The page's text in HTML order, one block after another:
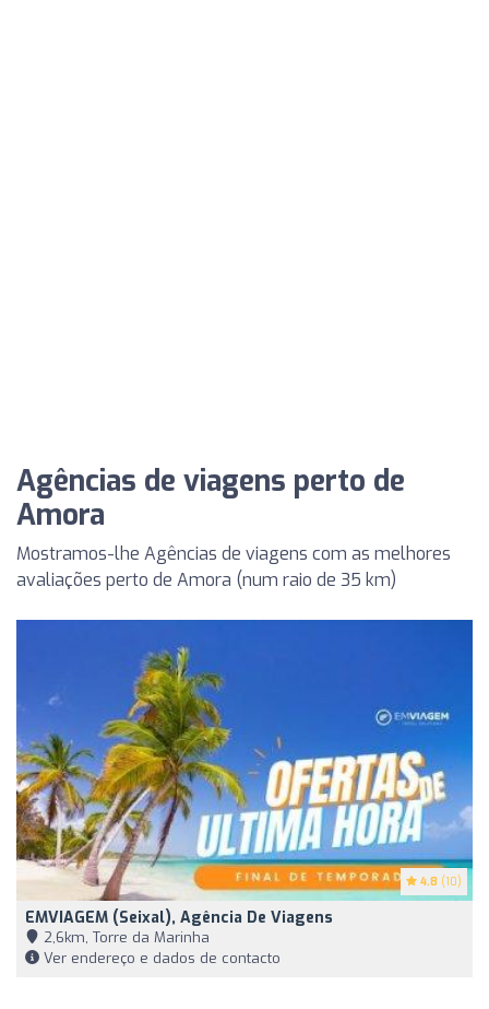
Agências de viagens perto de
Amora
Mostramos-lhe Agências de viagens com as melhores
avaliações perto de Amora (num raio de 35 km)
4.8 (10)
EMVIAGEM (Seixal), Agência De Viagens
2,6km, Torre da Marinha
Ver endereço e dados de contacto